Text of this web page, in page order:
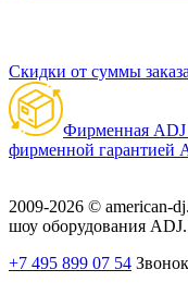
Скидки от суммы заказа
Фирменная ADJ
фирменной гарантией
2009-2026 © american-
шоу оборудования ADJ.
+7 495 899 07 54